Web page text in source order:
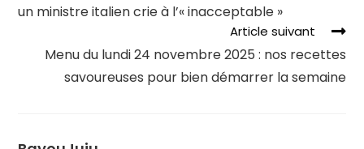
un ministre italien crie à l’« inacceptable »
Article suivant
Menu du lundi 24 novembre 2025 : nos recettes
savoureuses pour bien démarrer la semaine